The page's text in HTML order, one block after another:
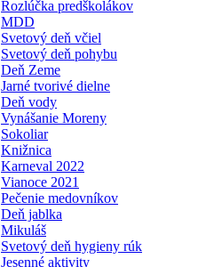
Rozlúčka predškolákov
MDD
Svetový deň včiel
Svetový deň pohybu
Deň Zeme
Jarné tvorivé dielne
Deň vody
Vynášanie Moreny
Sokoliar
Knižnica
Karneval 2022
Vianoce 2021
Pečenie medovníkov
Deň jablka
Mikuláš
Svetový deň hygieny rúk
Jesenné aktivity